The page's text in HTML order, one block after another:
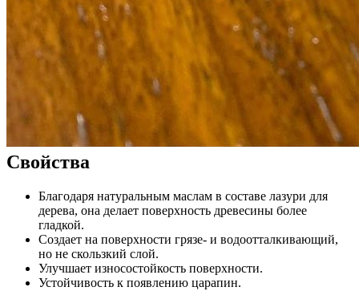
Свойства
Благодаря натуральным маслам в составе лазури для
дерева, она делает поверхность древесины более
гладкой.
Создает на поверхности грязе- и водоотталкивающий,
но не скользкий слой.
Улучшает износостойкость поверхности.
Устойчивость к появлению царапин.